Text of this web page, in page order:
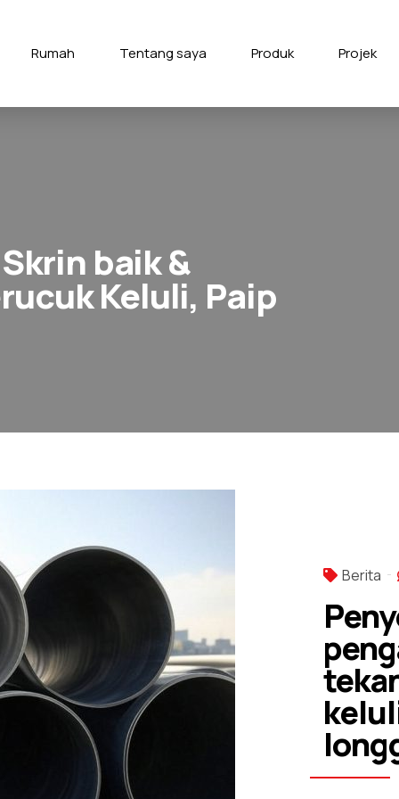
Rumah Tentang saya Produk Projek
baik &
Keluli, Paip
Berita